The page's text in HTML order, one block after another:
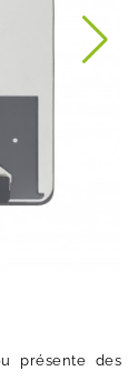
présente des